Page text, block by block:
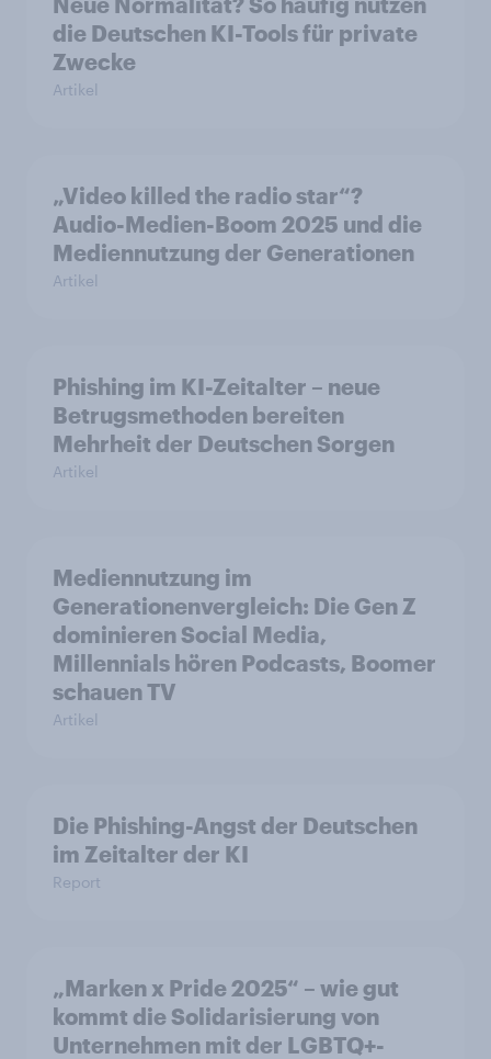
die Deutschen KI-Tools für private
Zwecke
Artikel
„Video killed the radio star“?
Audio-Medien-Boom 2025 und die
Mediennutzung der Generationen
Artikel
Phishing im KI-Zeitalter – neue
Betrugsmethoden bereiten
Mehrheit der Deutschen Sorgen
Artikel
Mediennutzung im
Generationenvergleich: Die Gen Z
dominieren Social Media,
Millennials hören Podcasts, Boomer
schauen TV
Artikel
Die Phishing-Angst der Deutschen
im Zeitalter der KI
Report
„Marken x Pride 2025“ – wie gut
kommt die Solidarisierung von
Unternehmen mit der LGBTQ+-